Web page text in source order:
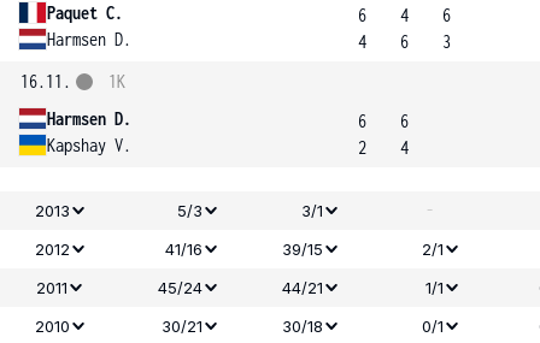
Paquet C.
Harmsen D.
6
4
4
6
6
3
16.11.
Harmsen D.
Kapshay V.
1K
6
2
6
4
2013 5/3 3/1 -
2012
41/16 39/15
2/1
2011
45/24 44/21 1/1
2010
30/21 30/18 0/1